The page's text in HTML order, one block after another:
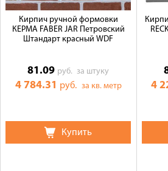
Кирпич ручной формовки
КЕРМА FABER JAR Петровский
Штандарт красный WDF
81.09 руб.за штуку
4 784.31 руб. за кв. метр
Купить
4